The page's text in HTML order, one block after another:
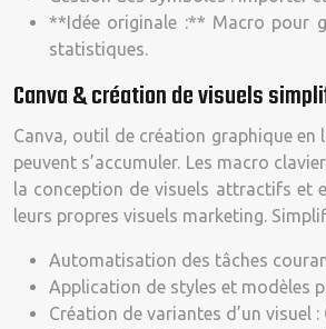
**Idée originale :** Macro pour
statistiques.
Canva & création de visuels
Canva, outil de création graphique
peuvent s’accumuler. Les macro
la conception de visuels attractifs et
leurs propres visuels marketing.
Automatisation des tâches
Application de styles et modèles
Création de variantes d’un visuel